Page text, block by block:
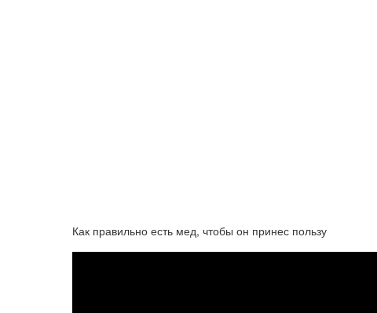
Как правильно есть мед, чтобы он принес пользу